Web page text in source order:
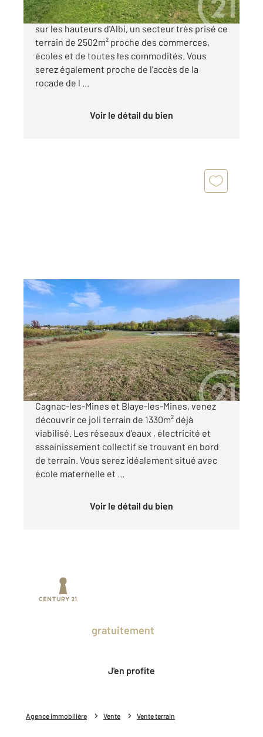
Agence immobilière Vente Vente terrain
RARE ! - CENTURY21 PLEIN SUD vous propose
sur les hauteurs d'Albi, un secteur très prisé ce
terrain de 2502m² proche des commerces,
écoles et de toutes les commodités. Vous
serez également proche de l'accès de la
rocade de l ...
Voir le détail du bien
CAGNAC LES MINES 81
1330 m 2
Ref : 625
Terrain à vendre
35 590 €
Un projet de construction? Situé entre
Cagnac-les-Mines et Blaye-les-Mines, venez
découvrir ce joli terrain de 1330m² déjà
viabilisé. Les réseaux d'eaux , électricité et
assainissement collectif se trouvant en bord
de terrain. Vous serez idéalement situé avec
école maternelle et ...
Voir le détail du bien
gratuitement
J'en profite